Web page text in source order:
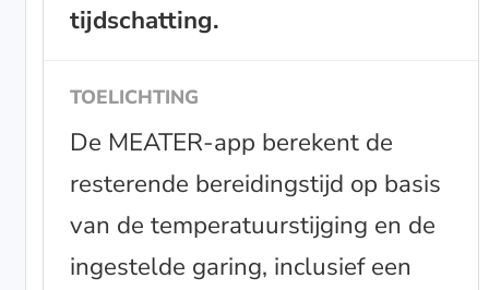
tijdschatting.
De MEATER-app berekent de
resterende bereidingstijd op basis
van de temperatuurstijging en de
ingestelde garing, inclusief een